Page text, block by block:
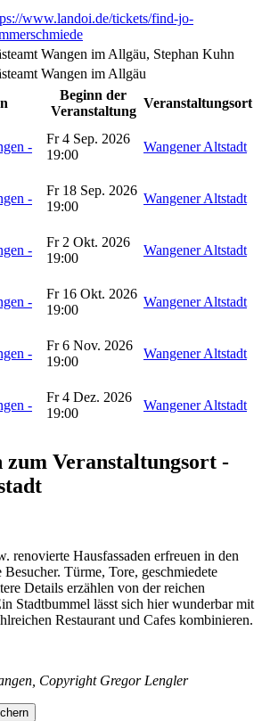
www.landoi.de/tickets/find-jo-
Wangen im Allgäu, Stephan Kuhn
Wangen im Allgäu
Beginn der
Veranstaltung
Veranstaltungsort
-
Fr 4 Sep. 2026
19:00
Wangener Altstadt
-
Fr 18 Sep. 2026
19:00
Wangener Altstadt
-
Fr 2 Okt. 2026
19:00
Wangener Altstadt
-
Fr 16 Okt. 2026
19:00
Wangener Altstadt
-
Fr 6 Nov. 2026
19:00
Wangener Altstadt
-
Fr 4 Dez. 2026
19:00
Wangener Altstadt
Veranstaltungsort -
renovierte Hausfassaden erfreuen in den
Besucher. Türme, Tore, geschmiedete
Details erzählen von der reichen
Stadtbummel lässt sich hier wunderbar mit
Restaurant und Cafes kombinieren.
Copyright Gregor Lengler